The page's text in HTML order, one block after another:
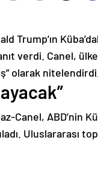
Trump’ın
verdi. Canel,
olarak nitelendirdi.
Canel, ABD’nin
Uluslararası